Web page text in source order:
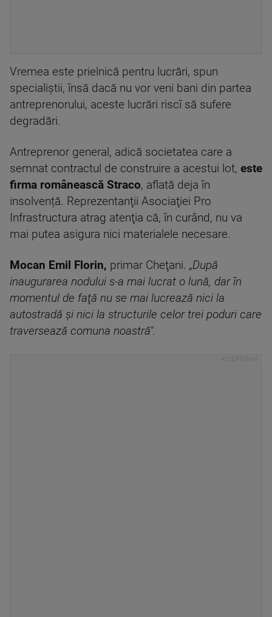
Vremea este prielnică pentru lucrări, spun
specialiştii, însă dacă nu vor veni bani din partea
antreprenorului, aceste lucrări riscî să sufere
degradări.
Antreprenor general, adică societatea care a
semnat contractul de construire a acestui lot, este
firma românească Straco, aflată deja în
insolvență. Reprezentanţii Asociaţiei Pro
Infrastructura atrag atenţia că, în curând, nu va
mai putea asigura nici materialele necesare.
Mocan Emil Florin, primar Cheţani. „După
inaugurarea nodului s-a mai lucrat o lună, dar în
momentul de faţă nu se mai lucrează nici la
autostradă şi nici la structurile celor trei poduri care
traversează comuna noastră".